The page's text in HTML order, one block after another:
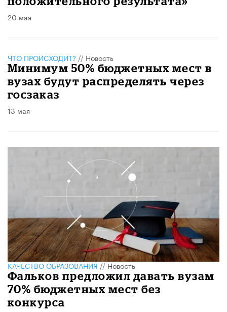
20 мая
ЧТО ПРОИСХОДИТ? // Новость
Минимум 50% бюджетных мест в
вузах будут распределять через
госзаказ
13 мая
КАЧЕСТВО ОБРАЗОВАНИЯ//Новость
Фальков предложил давать вузам
70% бюджетных мест без
конкурса